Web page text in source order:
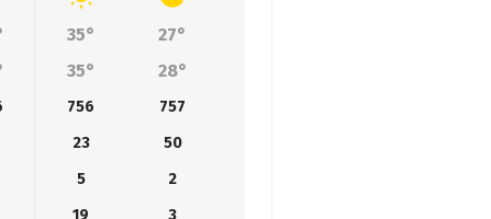
35°
27°
35° 28°
756
757
23
50
5
2
19 3